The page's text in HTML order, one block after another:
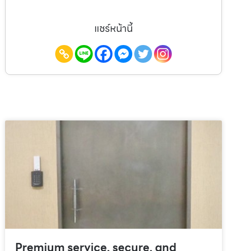
แชร์หน้านี้